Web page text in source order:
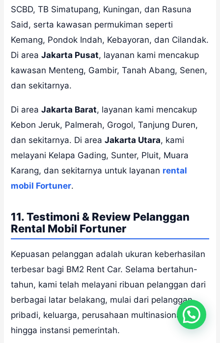
SCBD, TB Simatupang, Kuningan, dan Rasuna
Said, serta kawasan permukiman seperti
Kemang, Pondok Indah, Kebayoran, dan Cilandak.
Di areaJakarta Pusat, layanan kami mencakup
kawasan Menteng, Gambir, Tanah Abang, Senen,
dan sekitarnya.
Di areaJakarta Barat, layanan kami mencakup
Kebon Jeruk, Palmerah, Grogol, Tanjung Duren,
dan sekitarnya. Di areaJakarta Utara, kami
melayani Kelapa Gading, Sunter, Pluit, Muara
Karang, dan sekitarnya untuk layanan rental
mobil Fortuner.
11. Testimoni & Review Pelanggan
Rental Mobil Fortuner
Kepuasan pelanggan adalah ukuran keberhasilan
terbesar bagi BM2 Rent Car. Selama bertahun-
tahun, kami telah melayani ribuan pelanggan dari
berbagai latar belakang, mulai dari pelanggan
pribadi, keluarga, perusahaan multinasional,
hingga instansi pemerintah.